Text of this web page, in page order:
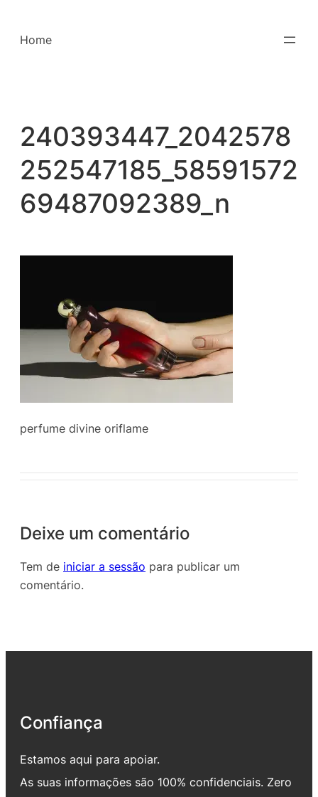
para
Home
240393447_2042578
252547185_58591572
69487092389_n
perfume divine oriflame
Deixe um comentário
Tem de iniciar a sessão para publicar um
comentário.
Confiança
Estamos aqui para apoiar.
As suas informações são 100% confidenciais. Zero